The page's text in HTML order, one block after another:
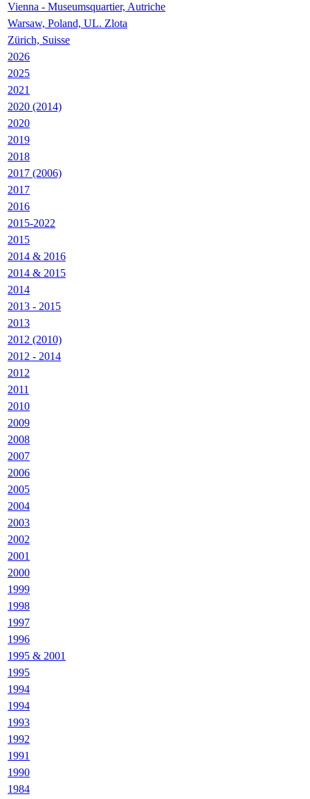
Vienna - Museumsquartier, Autriche
Warsaw, Poland, UL. Zlota
Zürich, Suisse
2026
2025
2021
2020 (2014)
2020
2019
2018
2017 (2006)
2017
2016
2015-2022
2015
2014 & 2016
2014 & 2015
2014
2013 - 2015
2013
2012 (2010)
2012 - 2014
2012
2011
2010
2009
2008
2007
2006
2005
2004
2003
2002
2001
2000
1999
1998
1997
1996
1995 & 2001
1995
1994
1994
1993
1992
1991
1990
1984